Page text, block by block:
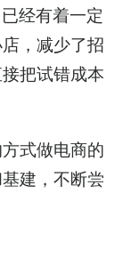
经有着一定
，减少了招
把试错成本
式做电商的
建，不断尝